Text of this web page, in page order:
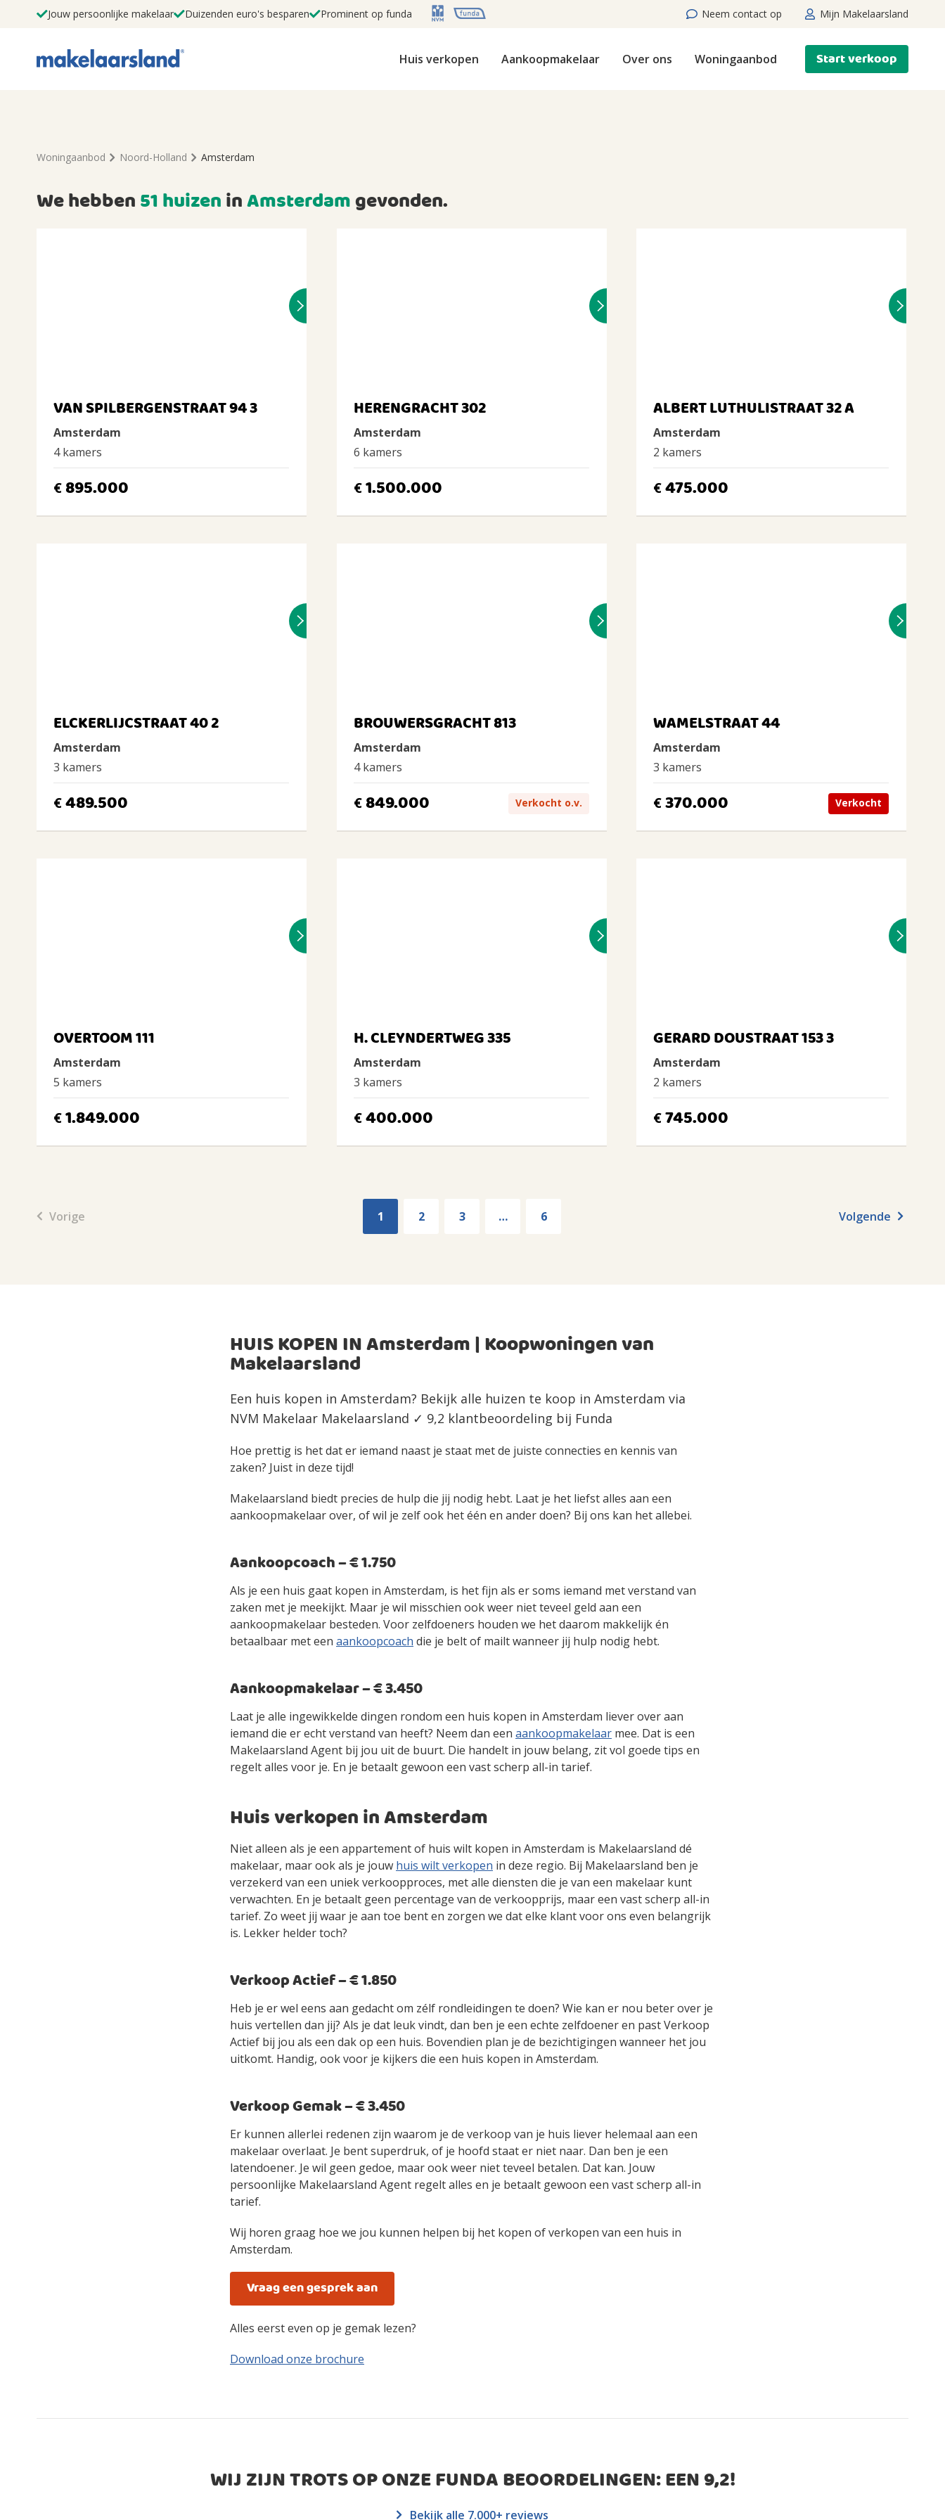
Jouw persoonlijke makelaar Duizenden euro's besparen Prominent op funda Neem contact op Mijn Makelaarsland
Huis verkopen Aankoopmakelaar Over ons Woningaanbod Start verkoop
Woningaanbod Noord-Holland Amsterdam
We hebben51 huizeninAmsterdamgevonden.
VAN SPILBERGENSTRAAT 94 3
Amsterdam
4 kamers
€ 895.000
HERENGRACHT 302
Amsterdam
6 kamers
€1.500.000
ALBERT LUTHULISTRAAT 32 A
Amsterdam
2 kamers
€475.000
ELCKERLIJCSTRAAT 40 2
Amsterdam
3 kamers
€489.500
BROUWERSGRACHT 813
Amsterdam
4 kamers
€849.000 Verkocht o.v.
WAMELSTRAAT 44
Amsterdam
3 kamers
€370.000 Verkocht
OVERTOOM 111
Amsterdam
5 kamers
€1.849.000
H. CLEYNDERTWEG 335
Amsterdam
3 kamers
€400.000
GERARD DOUSTRAAT 153 3
Amsterdam
2 kamers
€745.000
Vorige 1 2 3 … 6 Volgende
HUIS KOPEN IN Amsterdam | Koopwoningen van
Makelaarsland
Een huis kopen in Amsterdam? Bekijk alle huizen te koop in Amsterdam via
NVM Makelaar Makelaarsland ✓ 9,2 klantbeoordeling bij Funda
Hoe prettig is het dat er iemand naast je staat met de juiste connecties en kennis van
zaken? Juist in deze tijd!
Makelaarsland biedt precies de hulp die jij nodig hebt. Laat je het liefst alles aan een
aankoopmakelaar over, of wil je zelf ook het één en ander doen? Bij ons kan het allebei.
Aankoopcoach – € 1.750
Als je een huis gaat kopen in Amsterdam, is het fijn als er soms iemand met verstand van
zaken met je meekijkt. Maar je wil misschien ook weer niet teveel geld aan een
aankoopmakelaar besteden. Voor zelfdoeners houden we het daarom makkelijk én
betaalbaar met een aankoopcoach die je belt of mailt wanneer jij hulp nodig hebt.
Aankoopmakelaar – € 3.450
Laat je alle ingewikkelde dingen rondom een huis kopen in Amsterdam liever over aan
iemand die er echt verstand van heeft? Neem dan een aankoopmakelaar mee. Dat is een
Makelaarsland Agent bij jou uit de buurt. Die handelt in jouw belang, zit vol goede tips en
regelt alles voor je. En je betaalt gewoon een vast scherp all-in tarief.
Huis verkopen in Amsterdam
Niet alleen als je een appartement of huis wilt kopen in Amsterdam is Makelaarsland dé
makelaar, maar ook als je jouw huis wilt verkopen in deze regio. Bij Makelaarsland ben je
verzekerd van een uniek verkoopproces, met alle diensten die je van een makelaar kunt
verwachten. En je betaalt geen percentage van de verkoopprijs, maar een vast scherp all-in
tarief. Zo weet jij waar je aan toe bent en zorgen we dat elke klant voor ons even belangrijk
is. Lekker helder toch?
Verkoop Actief – € 1.850
Heb je er wel eens aan gedacht om zélf rondleidingen te doen? Wie kan er nou beter over je
huis vertellen dan jij? Als je dat leuk vindt, dan ben je een echte zelfdoener en past Verkoop
Actief bij jou als een dak op een huis. Bovendien plan je de bezichtigingen wanneer het jou
uitkomt. Handig, ook voor je kijkers die een huis kopen in Amsterdam.
Verkoop Gemak – € 3.450
Er kunnen allerlei redenen zijn waarom je de verkoop van je huis liever helemaal aan een
makelaar overlaat. Je bent superdruk, of je hoofd staat er niet naar. Dan ben je een
latendoener. Je wil geen gedoe, maar ook weer niet teveel betalen. Dat kan. Jouw
persoonlijke Makelaarsland Agent regelt alles en je betaalt gewoon een vast scherp all-in
tarief.
Wij horen graag hoe we jou kunnen helpen bij het kopen of verkopen van een huis in
Amsterdam.
Vraag een gesprek aan
Alles eerst even op je gemak lezen?
Download onze brochure
WIJ ZIJN TROTS OP ONZE FUNDA BEOORDELINGEN: EEN9,2!
Bekijk alle 7.000+ reviews